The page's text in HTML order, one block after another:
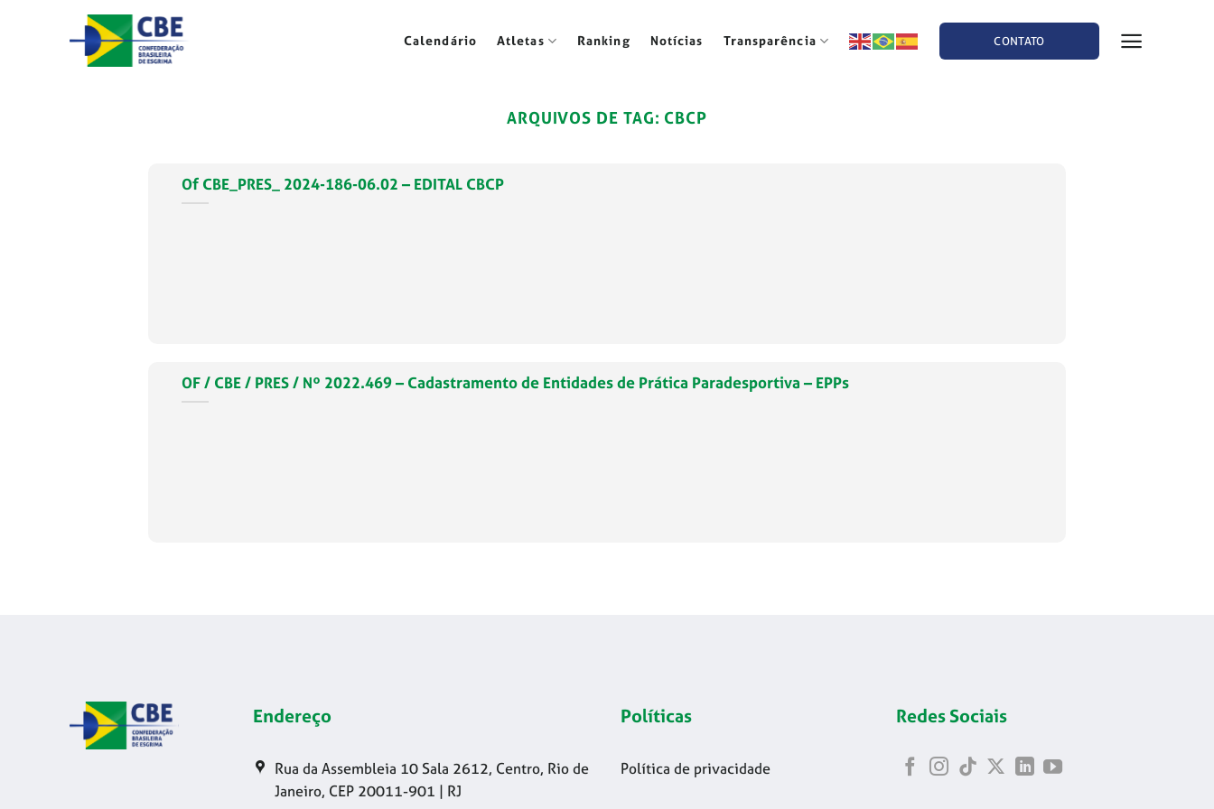
Calendário Atletas Ranking Notícias Transparência CONTATO
ARQUIVOS DE TAG: CBCP
Of CBE_PRES_ 2024-186-06.02 – EDITAL CBCP
OF / CBE / PRES / Nº 2022.469 – Cadastramento de Entidades de Prática Paradesportiva – EPPs
Endereço
Rua da Assembleia 10 Sala 2612, Centro, Rio de
Janeiro, CEP 20011-901 | RJ
Políticas
Política de privacidade
Redes Sociais